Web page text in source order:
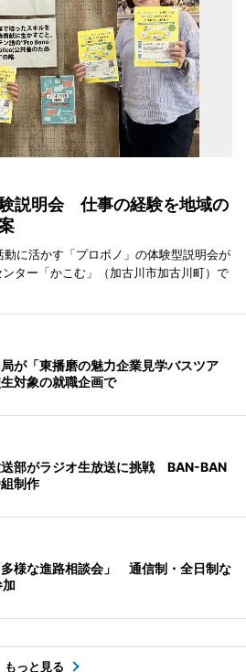
説明会 仕事の経験を地域の
に活かす「プロボノ」の体験型説明会が
ター「かこむ」（加古川市加古川町）で
が「東播磨の魅力企業見学バスツア
対象の就職企画で
部がラジオ生放送に挑戦 BAN-BAN
制作
様な進路相談会」 通信制・全日制な
加
もっと見る